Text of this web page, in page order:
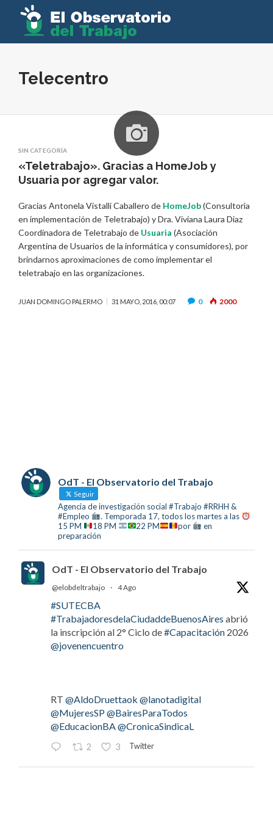
Telecentro
SIN CATEGORÍA
«Teletrabajo». Gracias a HomeJob y
Usuaria por agregar valor.
Gracias Antonela Vistalli Caballero de HomeJob(Consultoria
en implementación de Teletrabajo) y Dra. Viviana Laura Diaz
Coordinadora de Teletrabajo de Usuaria (Asociación
Argentina de Usuarios de la informática y consumidores), por
brindarnos aproximaciones de como implementar el
teletrabajo en las organizaciones.
JUAN DOMINGO PALERMO 31 MAYO, 2016, 00:07 0 2000
OdT - El Observatorio del Trabajo
Seguir
Agencia de investigación social #Trabajo #RRHH &
#Empleo
. Temporada 17, todos los martes a las
15 PM
18 PM 22 PM por
en
preparación
OdT - El Observatorio del Trabajo
@elobdeltrabajo · 4 Ago
#SUTECBA
#TrabajadoresdelaCiudaddeBuenosAires abrió
la inscripción al 2° Ciclo de#Capacitación 2026
@jovenencuentro
RT @AldoDruettaok @lanotadigital
@MujeresSP@BairesParaTodos
@EducacionBA@CronicaSindicaL
2 3 Twitter